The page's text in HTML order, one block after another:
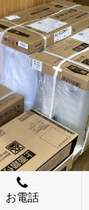
お電話